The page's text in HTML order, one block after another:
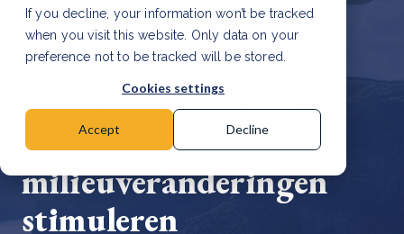
If you decline, your information won’t be tracked
when you visit this website. Only data on your
preference not to be tracked will be stored.
Cookies settings
Accept Decline
Ierse bedrijven die
positieve
milieuveranderingen
stimuleren